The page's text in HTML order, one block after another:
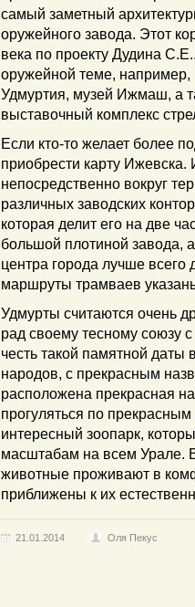
самый заметный
оружейного завода. Этот
века по проекту Дудина
оружейной теме,
Удмуртия, музей Ижмаш, а
выставочный комплекс
Если кто-то желает более
приобрести карту Ижевска.
непосредственно вокруг
различных заводских
которая делит его на две
большой плотиной завода,
центра города лучше всего
маршруты трамваев
Удмурты считаются очень
рад своему тесному союзу
честь такой памятной
народов, с прекрасным
расположена прекрасная
прогуляться по
интересный зоопарк,
масштабам на всем Урале.
животные проживают в
приближены к их
21.01.2014 Оля Пекус